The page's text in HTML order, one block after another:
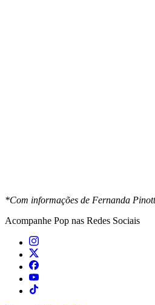
*Com informações de Fernanda
Acompanhe Pop nas Redes Sociais